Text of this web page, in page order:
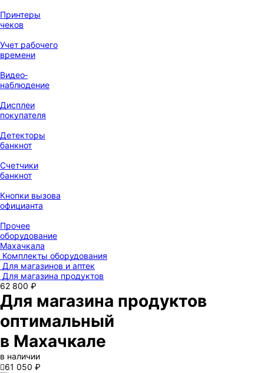
Принтеры
чеков
Учет рабочего
времени
Видео‑
наблюдение
Дисплеи
покупателя
Детекторы
банкнот
Счетчики
банкнот
Кнопки вызова
официанта
Прочее
оборудование
Махачкала
Комплекты оборудования
Для магазинов и аптек
Для магазина продуктов
62 800 ₽
Для магазина продуктов
оптимальный
в Махачкале
в наличии
61 050 ₽